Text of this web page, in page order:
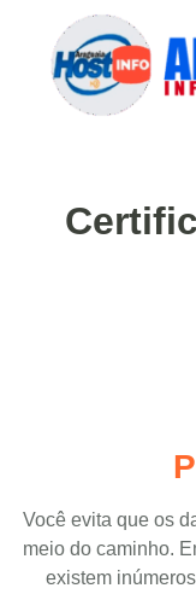
Você evita que os
meio do caminho.
existem